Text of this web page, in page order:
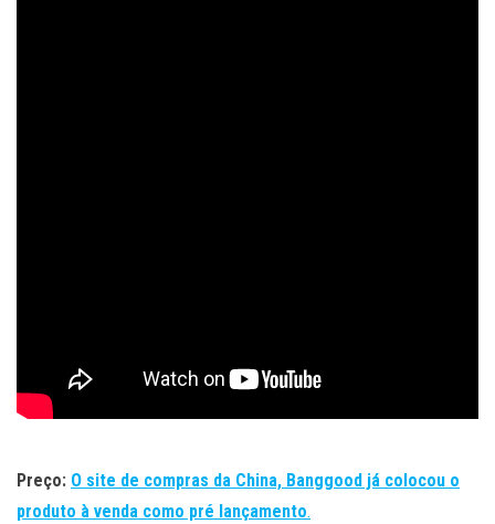
Preço: O site de compras da China, Banggood já colocou o
produto à venda como pré lançamento.